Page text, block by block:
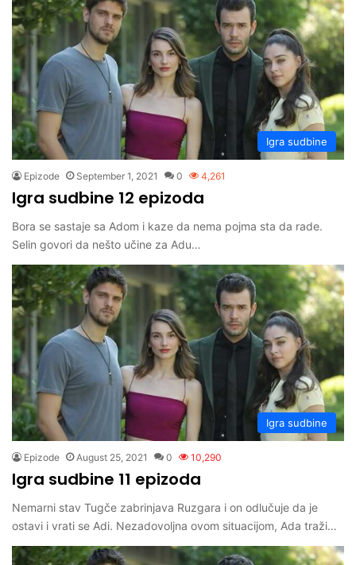
Igra sudbine
Epizode September 1, 2021 0 4,261
Igra sudbine 12 epizoda
Bora se sastaje sa Adom i kaze da nema pojma sta da rade.
Selin govori da nešto učine za Adu…
Igra sudbine
Epizode August 25, 2021 0 10,290
Igra sudbine 11 epizoda
Nemarni stav Tugče zabrinjava Ruzgara i on odlučuje da je
ostavi i vrati se Adi. Nezadovoljna ovom situacijom, Ada traži…